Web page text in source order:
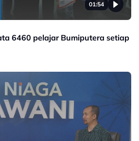
01:54
6460 pelajar Bumiputera setiap